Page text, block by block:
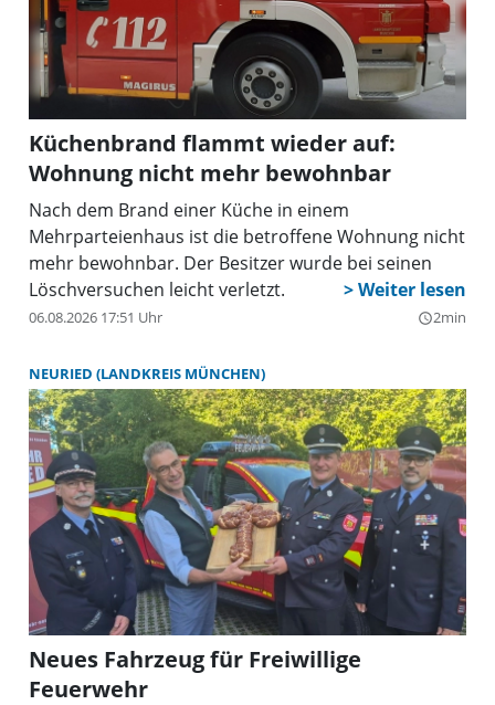
Küchenbrand flammt wieder auf:
Wohnung nicht mehr bewohnbar
Nach dem Brand einer Küche in einem
Mehrparteienhaus ist die betroffene Wohnung nicht
mehr bewohnbar. Der Besitzer wurde bei seinen
Löschversuchen leicht verletzt.
06.08.2026 17:51 Uhr query_builder2min
NEURIED (LANDKREIS MÜNCHEN)
Neues Fahrzeug für Freiwillige
Feuerwehr